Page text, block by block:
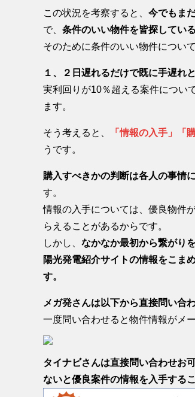
この状況を考察すると、 今でもま
で、 条件のいい物件を皆探してい
そのために条件のいい物件につい
１、２日遅れるだけで既に手遅れ
実利回りが10％超える案件につい
ます。
そう考えると、 「情報の入手」「
うです。
購入すべきかの判断は各人の事情
す。
情報の入手については、優良物件
らえることがあるからです。
しかし、 なかなか最初から繋がり
陽光発電紹介サイトの情報をこま
す。
メガ発さんは以下から直接問い合
一度問い合わせると物件情報がメ
タイナビさんは直接問い合わせお
ないと優良案件の情報を入手する